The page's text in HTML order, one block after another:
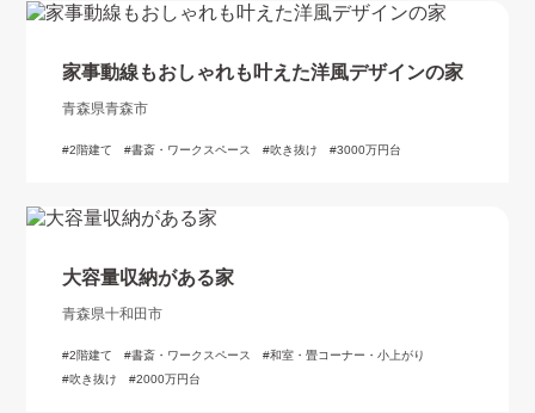
家事動線もおしゃれも叶えた洋風デザインの家
青森県青森市
2階建て 書斎・ワークスペース 吹き抜け 3000万円台
大容量収納がある家
青森県十和田市
2階建て 書斎・ワークスペース
和室・畳コーナー・小上がり
吹き抜け
2000万円台